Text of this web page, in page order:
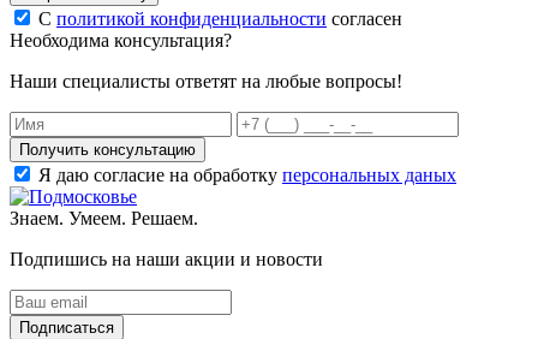
С политикой конфиденциальности согласен
Необходима консультация?
Наши специалисты ответят на любые вопросы!
Получить консультацию
Я даю согласие на обработку персональных даных
Знаем. Умеем. Решаем.
Подпишись на наши акции и новости
Подписаться